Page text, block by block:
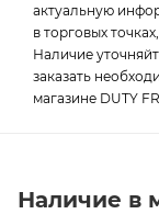
актуальную
в торговых
Наличие
заказать
магазине DUTY
Наличие в